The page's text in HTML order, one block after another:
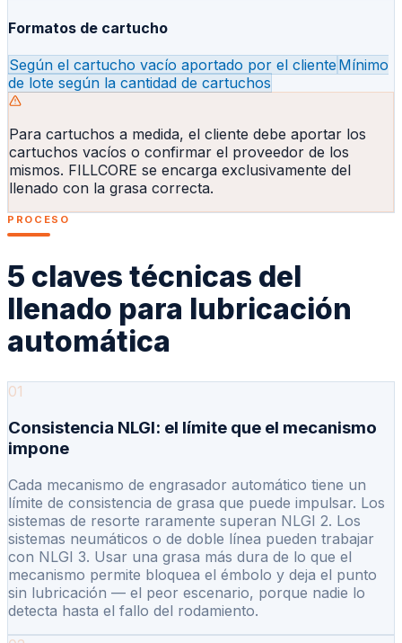
Formatos de cartucho
Según el cartucho vacío aportado por el cliente Mínimo
de lote según la cantidad de cartuchos
Para cartuchos a medida, el cliente debe aportar los
cartuchos vacíos o confirmar el proveedor de los
mismos. FILLCORE se encarga exclusivamente del
llenado con la grasa correcta.
PROCESO
5 claves técnicas del
llenado para lubricación
automática
01
Consistencia NLGI: el límite que el mecanismo
impone
Cada mecanismo de engrasador automático tiene un
límite de consistencia de grasa que puede impulsar. Los
sistemas de resorte raramente superan NLGI 2. Los
sistemas neumáticos o de doble línea pueden trabajar
con NLGI 3. Usar una grasa más dura de lo que el
mecanismo permite bloquea el émbolo y deja el punto
sin lubricación — el peor escenario, porque nadie lo
detecta hasta el fallo del rodamiento.